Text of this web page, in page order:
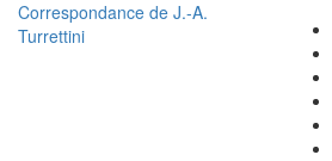
Correspondance de J.-A.
Turrettini